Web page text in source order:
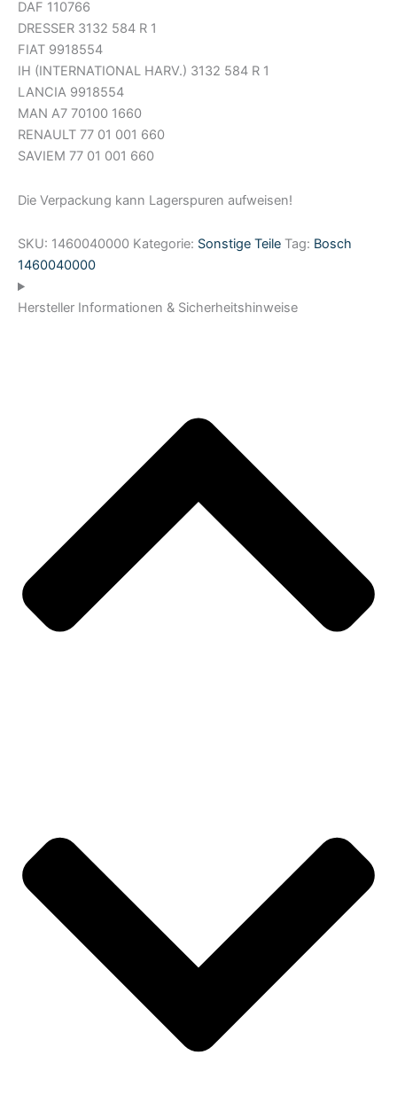
DAF 110766
DRESSER 3132 584 R 1
FIAT 9918554
IH (INTERNATIONAL HARV.) 3132 584 R 1
LANCIA 9918554
MAN A7 70100 1660
RENAULT 77 01 001 660
SAVIEM 77 01 001 660
Die Verpackung kann Lagerspuren aufweisen!
SKU: 1460040000 Kategorie: Sonstige Teile Tag: Bosch
1460040000
Hersteller Informationen & Sicherheitshinweise